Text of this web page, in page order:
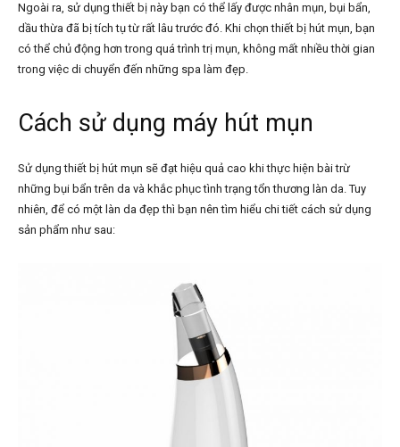
Ngoài ra, sử dụng thiết bị này bạn có thể lấy được nhân mụn, bụi bẩn,
dầu thừa đã bị tích tụ từ rất lâu trước đó. Khi chọn thiết bị hút mụn, bạn
có thể chủ động hơn trong quá trình trị mụn, không mất nhiều thời gian
trong việc di chuyển đến những spa làm đẹp.
Cách sử dụng máy hút mụn
Sử dụng thiết bị hút mụn sẽ đạt hiệu quả cao khi thực hiện bài trừ
những bụi bẩn trên da và khắc phục tình trạng tổn thương làn da. Tuy
nhiên, để có một làn da đẹp thì bạn nên tìm hiểu chi tiết cách sử dụng
sản phẩm như sau: